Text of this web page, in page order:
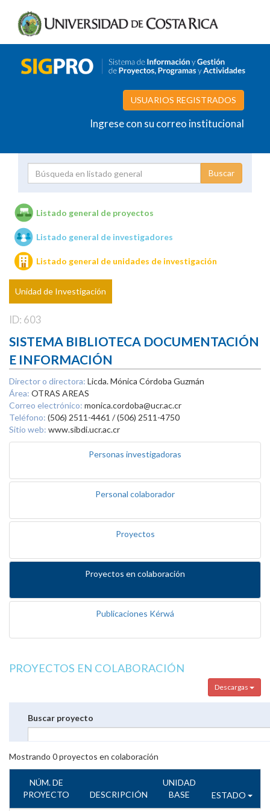
USUARIOS REGISTRADOS
Ingrese con su correo institucional
Unidades de investigación
Listado general de proyectos
Listado general de investigadores
Listado general de unidades de investigación
Unidad de Investigación
ID: 603
SISTEMA BIBLIOTECA DOCUMENTACIÓN
E INFORMACIÓN
Director o directora: Licda. Mónica Córdoba Guzmán
Área: OTRAS AREAS
Correo electrónico: monica.cordoba@ucr.ac.cr
Teléfono: (506) 2511-4461 / (506) 2511-4750
Sitio web: www.sibdi.ucr.ac.cr
Personas investigadoras
Personal colaborador
Proyectos
Proyectos en colaboración
Publicaciones Kérwá
PROYECTOS EN COLABORACIÓN
Descargas
Buscar proyecto
Mostrando 0proyectos en colaboración
NÚM. DE
PROYECTO
DESCRIPCIÓN
UNIDAD
BASE
ESTADO